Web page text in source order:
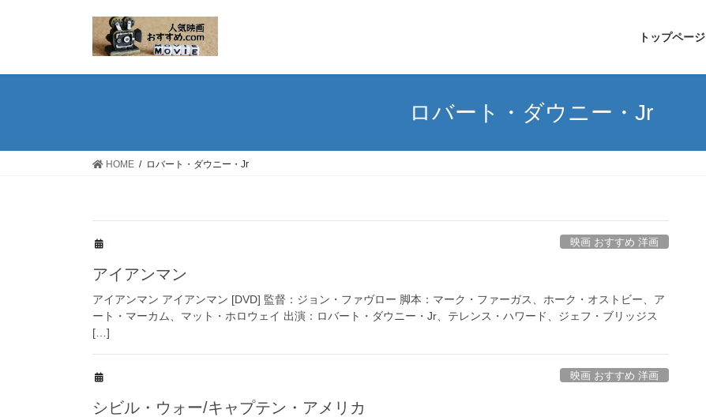
トップページ
ロバート・ダウニー・Jr
HOME ロバート・ダウニー・Jr
映画 おすすめ 洋画
アイアンマン
アイアンマン アイアンマン [DVD] 監督：ジョン・ファヴロー 脚本：マーク・ファーガス、ホーク・オストビー、ア
ート・マーカム、マット・ホロウェイ 出演：ロバート・ダウニー・Jr、テレンス・ハワード、ジェフ・ブリッジス
[…]
映画 おすすめ 洋画
シビル・ウォー/キャプテン・アメリカ